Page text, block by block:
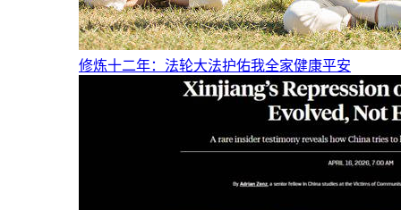
修炼十二年：法轮大法护佑我全家健康平安